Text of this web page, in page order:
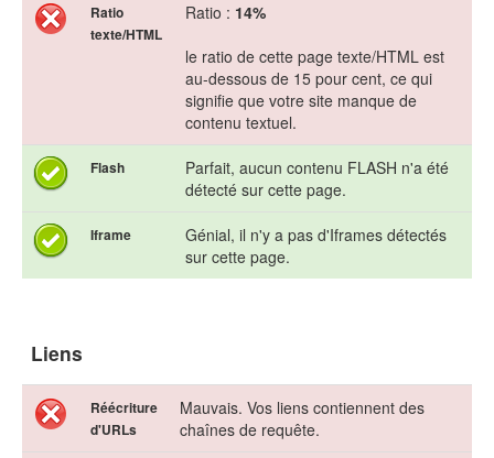
Ratio
texte/HTML
Ratio : 14%
le ratio de cette page texte/HTML est
au-dessous de 15 pour cent, ce qui
signifie que votre site manque de
contenu textuel.
Flash
Parfait, aucun contenu FLASH n'a été
détecté sur cette page.
Iframe
Génial, il n'y a pas d'Iframes détectés
sur cette page.
Liens
Réécriture
d'URLs
Mauvais. Vos liens contiennent des
chaînes de requête.